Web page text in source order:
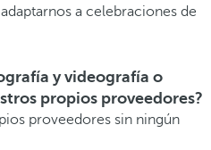
a celebraciones de
y videografía o
propios proveedores?
proveedores sin ningún